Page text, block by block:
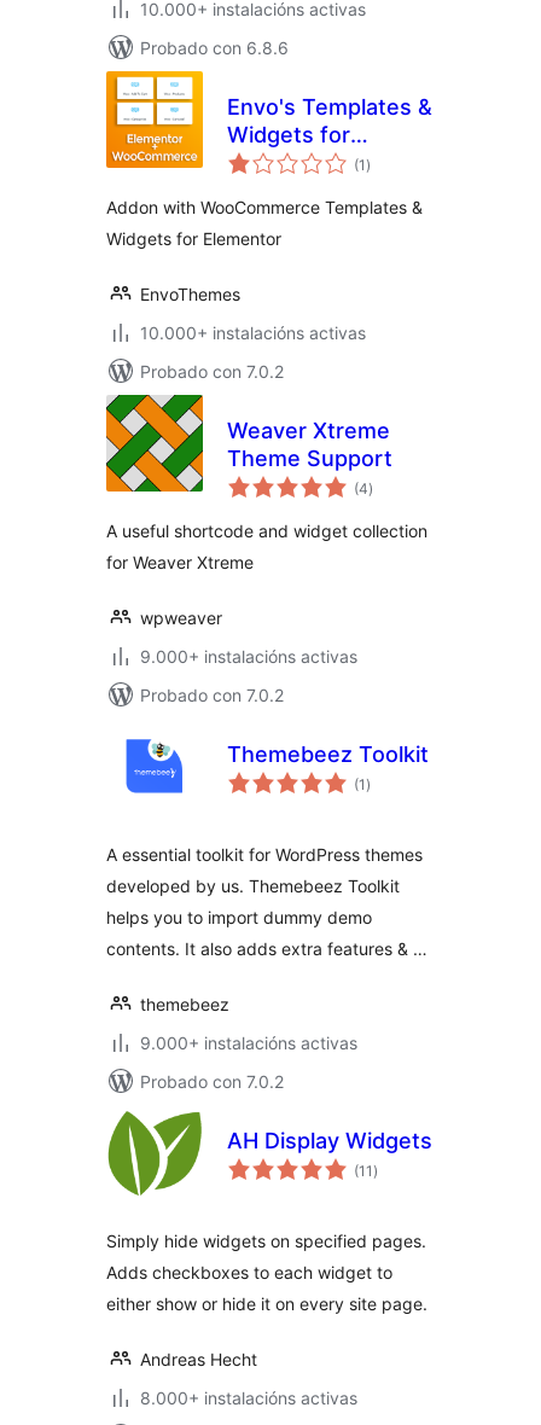
10.000+ instalacións activas
Probado con 6.8.6
Envo's Templates &
Widgets for
Elementor and
(1 valoracións
totais
)
Addon with WooCommerce Templates &
Widgets for Elementor
EnvoThemes
10.000+ instalacións activas
Probado con 7.0.2
Weaver Xtreme
Theme Support
(4valoracións
totais
)
A useful shortcode and widget collection
for Weaver Xtreme
wpweaver
9.000+ instalacións activas
Probado con 7.0.2
Themebeez Toolkit
(1 valoracións
totais
)
A essential toolkit for WordPress themes
developed by us. Themebeez Toolkit
helps you to import dummy demo
contents. It also adds extra features & …
themebeez
9.000+ instalacións activas
Probado con 7.0.2
AH Display Widgets
(11 valoracións
totais
)
Simply hide widgets on specified pages.
Adds checkboxes to each widget to
either show or hide it on every site page.
Andreas Hecht
8.000+ instalacións activas